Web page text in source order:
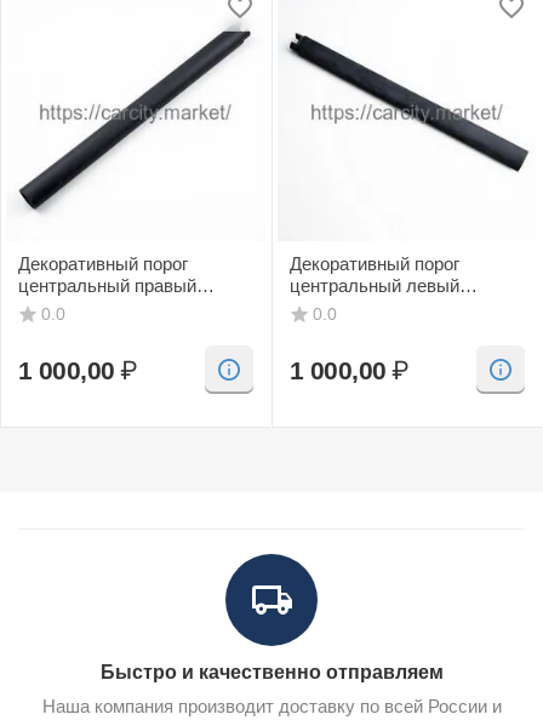
Декоративный порог
центральный правый
(черный, CV) SAAB 9-3
0.0
1 000,00 ₽
Декоративный порог
центральный левый
(черный, CV) SAAB 9-3
0.0
1 000,00 ₽
Быстро и качественно отправляем
Наша компания производит доставку по всей России и